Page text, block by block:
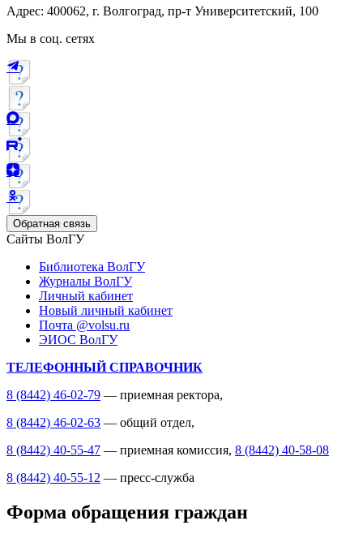
Адрес: 400062, г. Волгоград, пр-т Университетский, 100
Мы в соц. сетях
Обратная связь
Сайты ВолГУ
Библиотека ВолГУ
Журналы ВолГУ
Личный кабинет
Новый личный кабинет
Почта @volsu.ru
ЭИОС ВолГУ
ТЕЛЕФОННЫЙ СПРАВОЧНИК
8 (8442) 46-02-79 — приемная ректора,
8 (8442) 46-02-63 — общий отдел,
8 (8442) 40-55-47 — приемная комиссия, 8 (8442) 40-58-08
8 (8442) 40-55-12 — пресс-служба
Форма обращения граждан